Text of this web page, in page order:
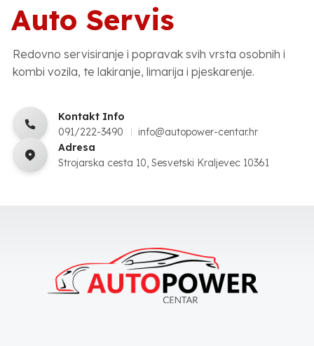
Auto Servis
Redovno servisiranje i popravak svih vrsta osobnih i
kombi vozila, te lakiranje, limarija i pjeskarenje.
Kontakt Info
091/222-3490
info@autopower-centar.hr
Adresa
Strojarska cesta 10, Sesvetski Kraljevec 10361